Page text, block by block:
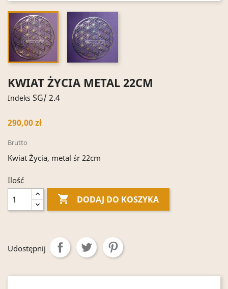
KWIAT ŻYCIA METAL 22CM
Indeks SG/ 2.4
290,00 zł
Brutto
Kwiat Życia, metal śr 22cm
Ilość
 DODAJ DO KOSZYKA
Udostępnij